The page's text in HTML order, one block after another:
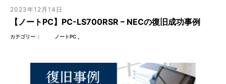
2023年12月14日
【ノートPC】PC-LS700RSR – NECの復旧成功事例
カテゴリー ノートPC